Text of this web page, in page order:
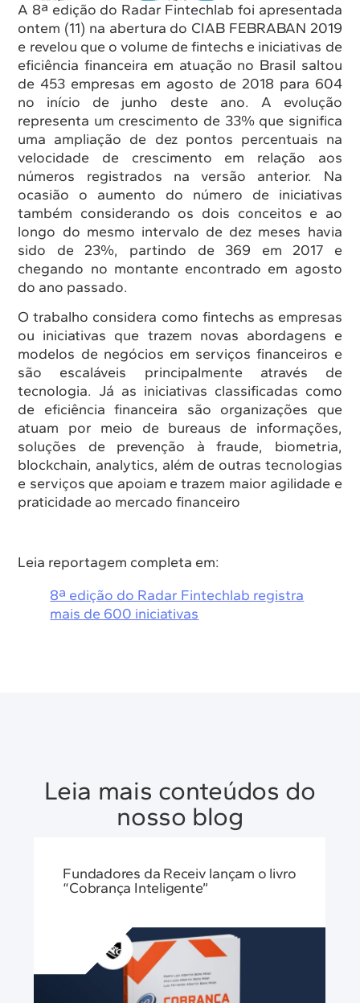
A 8ª edição do Radar Fintechlab foi apresentada
ontem (11) na abertura do CIAB FEBRABAN 2019
e revelou que o volume de fintechs e iniciativas de
eficiência financeira em atuação no Brasil saltou
de 453 empresas em agosto de 2018 para 604
no início de junho deste ano. A evolução
representa um crescimento de 33% que significa
uma ampliação de dez pontos percentuais na
velocidade de crescimento em relação aos
números registrados na versão anterior. Na
ocasião o aumento do número de iniciativas
também considerando os dois conceitos e ao
longo do mesmo intervalo de dez meses havia
sido de 23%, partindo de 369 em 2017 e
chegando no montante encontrado em agosto
do ano passado.
O trabalho considera como fintechs as empresas
ou iniciativas que trazem novas abordagens e
modelos de negócios em serviços financeiros e
são escaláveis principalmente através de
tecnologia. Já as iniciativas classificadas como
de eficiência financeira são organizações que
atuam por meio de bureaus de informações,
soluções de prevenção à fraude, biometria,
blockchain, analytics, além de outras tecnologias
e serviços que apoiam e trazem maior agilidade e
praticidade ao mercado financeiro
Leia reportagem completa em:
8ª edição do Radar Fintechlab registra
mais de 600 iniciativas
Leia mais conteúdos do
nosso blog
Fundadores da Receiv lançam o livro
“Cobrança Inteligente”